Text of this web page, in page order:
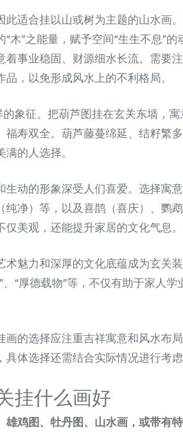
此适合挂以山或树为主题的山水画
木”之能量，赋予空间“生生不息”
事业稳固、财源细水长流。需要
，以免形成风水上的不利格局。
的象征。把葫芦图挂在玄关东墙，
寿双全。葫芦藤蔓绵延、结籽繁
的人选择。
生动的形象深受人们喜爱。选择寓
纯净）等，以及喜鹊（喜庆）、鹦
美观，还能提升家居的文化气息。
术魅力和深厚的文化底蕴成为玄关
“厚德载物”等，不仅有助于家人
的选择应注重吉祥寓意和风水布
体选择还需结合实际情况进行考虑
挂什么画好
鸡图、牡丹图、山水画，或带有